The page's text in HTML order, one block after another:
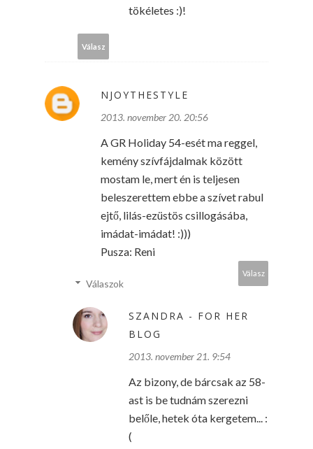
tökéletes :)!
Válasz
NJOYTHESTYLE
2013. november 20. 20:56
A GR Holiday 54-esét ma reggel,
kemény szívfájdalmak között
mostam le, mert én is teljesen
beleszerettem ebbe a szívet rabul
ejtő, lilás-ezüstös csillogásába,
imádat-imádat! :)))
Pusza: Reni
Válasz
Válaszok
SZANDRA - FOR HER
BLOG
2013. november 21. 9:54
Az bizony, de bárcsak az 58-
ast is be tudnám szerezni
belőle, hetek óta kergetem... :
(